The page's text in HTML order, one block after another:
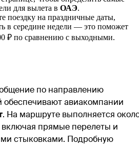
для вылета в ОАЭ.
поездку на праздничные даты,
в середине недели — это поможет
₽ по сравнению с выходными.
по направлению
авиакомпании
. На маршруте выполняется
прямые перелеты и
стыковками. Подробную